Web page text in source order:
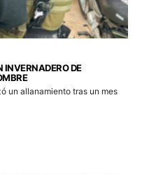
DE
un allanamiento tras un mes